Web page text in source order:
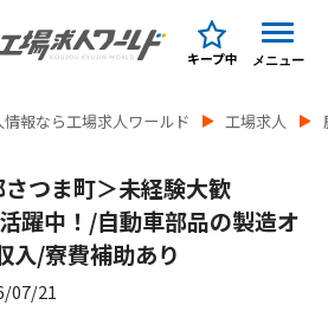
キープ中 メニュー
報なら工場求人ワールド 工場求人
つま町＞未経験大歓
躍中！/自動車部品の製造オ
入/寮費補助あり
07/21